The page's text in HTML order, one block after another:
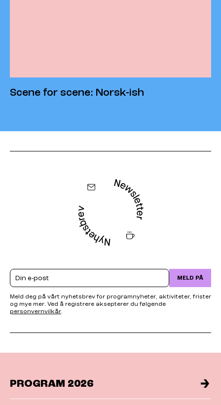
Scene for scene: Norsk-ish
Email MELD PÅ
Meld deg på vårt nyhetsbrev for programnyheter, aktiviteter, frister
og mye mer. Ved å registrere aksepterer du følgende
personvernvilkår.
PROGRAM 2026